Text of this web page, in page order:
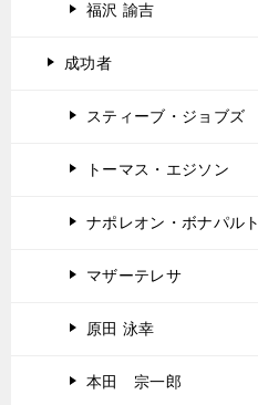
福沢 諭吉
成功者
スティーブ・ジョブズ
トーマス・エジソン
ナポレオン・ボナパルト
マザーテレサ
原田 泳幸
本田 宗一郎